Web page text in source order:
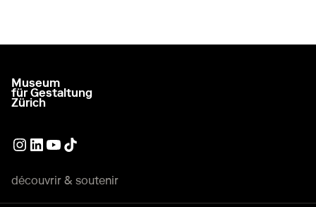
aller à la page d'accueil
Museum
für Gestaltung
Zürich
Lien externe
Lien externe
Lien externe
Lien externe
découvrir & soutenir